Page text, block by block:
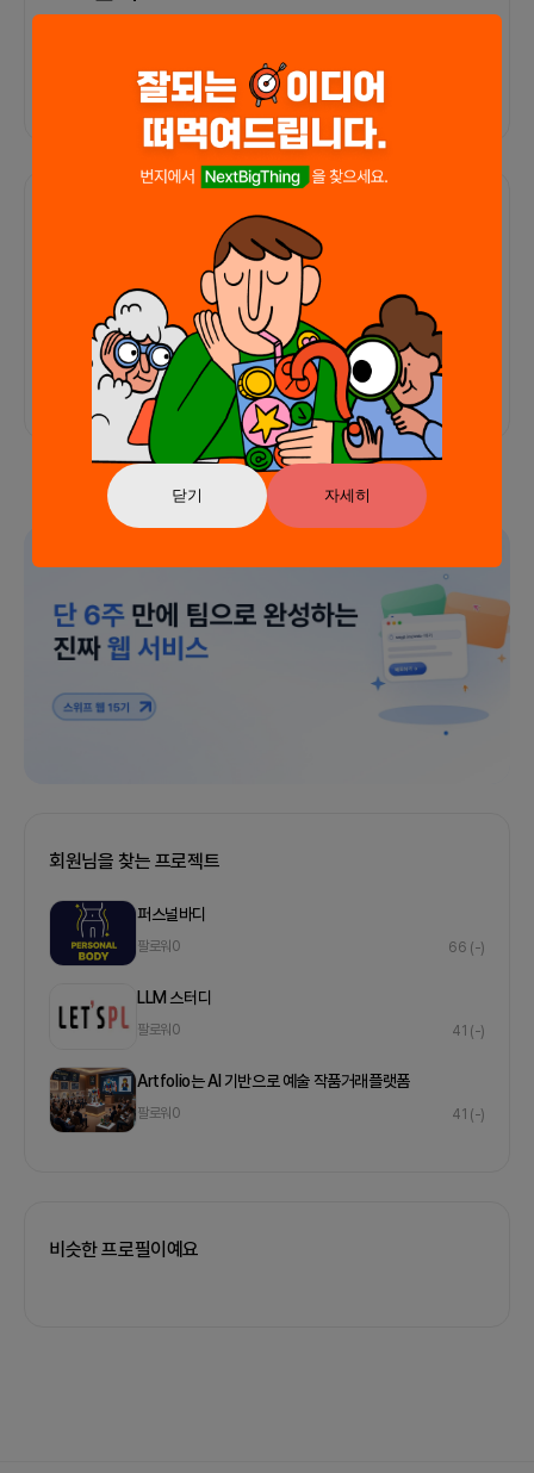
닫기 자세히
외부 연동 정보가 없습니다
함께한 사람들이 남긴 말
프로젝트 0 프로챗
아직 후기가 도착하지 않았습니다
회원님을 찾는 프로젝트
퍼스널바디
팔로워 0 66 (-)
LLM 스터디
팔로워 0 41 (-)
Artfolio는 AI 기반으로 예술 작품거래플랫폼
팔로워 0 41 (-)
비슷한 프로필이예요